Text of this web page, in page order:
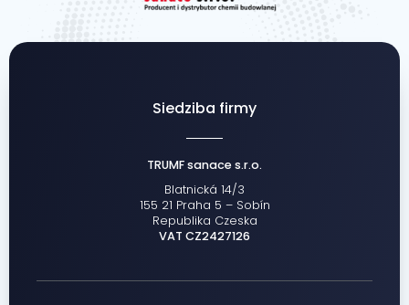
Siedziba firmy
TRUMF sanace s.r.o.
Blatnická 14/3
155 21 Praha 5 – Sobín
Republika Czeska
VAT CZ2427126